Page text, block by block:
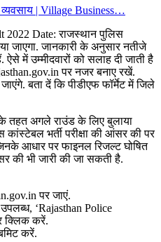
| Village Business…
2022 Date: राजस्थान पुलिस
जाएगा. जानकारी के अनुसार नतीजे
में उम्मीदवारों को सलाह दी जाती है
पर नजर बनाए रखें.
बता दें कि पीडीएफ फॉर्मेट में जिले
के तहत अगले राउंड के लिए बुलाया
भर्ती परीक्षा की आंसर की पर
आधार पर फाइनल रिजल्ट घोषित
की भी जारी की जा सकती है.
पर जाएं.
‘Rajasthan Police
क्लिक करें.
करें.